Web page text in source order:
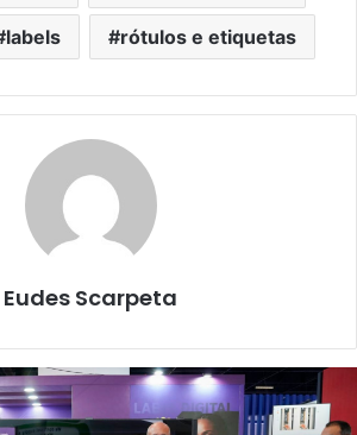
labels rótulos e etiquetas
Eudes Scarpeta